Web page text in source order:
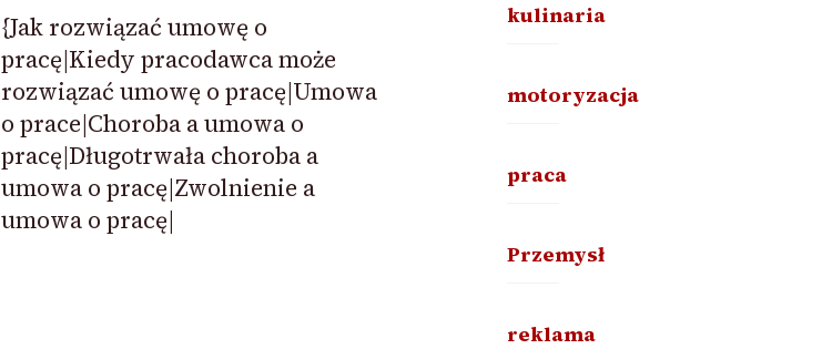
{Jak rozwiązać umowę o
pracę|Kiedy pracodawca może
rozwiązać umowę o pracę|Umowa
o prace|Choroba a umowa o
pracę|Długotrwała choroba a
umowa o pracę|Zwolnienie a
umowa o pracę|
kulinaria
motoryzacja
praca
Przemysł
reklama